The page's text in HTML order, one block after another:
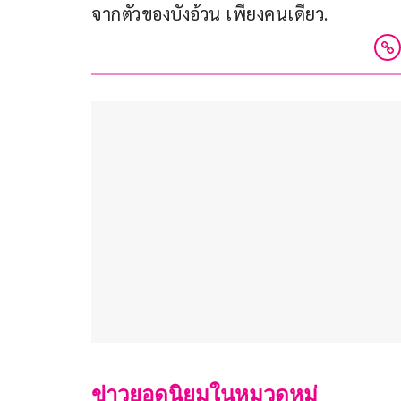
จากตัวของบังอ้วน เพียงคนเดียว.
ข่าวยอดนิยมในหมวดหมู่